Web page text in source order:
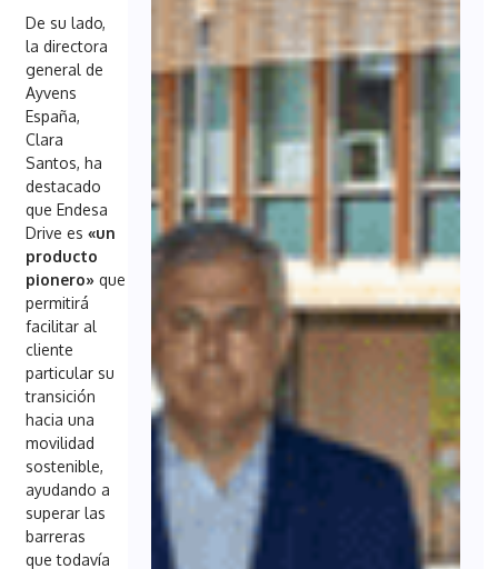
De su lado,
la directora
general de
Ayvens
España,
Clara
Santos, ha
destacado
que Endesa
Drive es«un
producto
pionero»que
permitirá
facilitar al
cliente
particular su
transición
hacia una
movilidad
sostenible,
ayudando a
superar las
barreras
que todavía